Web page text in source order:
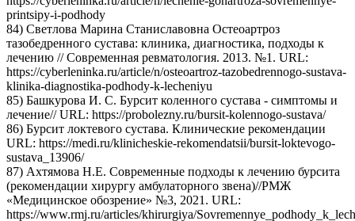
printsipy-i-podhody
84) Светлова Марина Станиславовна Остеоартроз
тазобедренного сустава: клиника, диагностика, подходы к
лечению // Современная ревматология. 2013. №1. URL:
https://cyberleninka.ru/article/n/osteoartroz-tazobedrennogo-sustava-
klinika-diagnostika-podhody-k-lecheniyu
85) Башкурова И. С. Бурсит коленного сустава - симптомы и
лечение// URL: https://probolezny.ru/bursit-kolennogo-sustava/
86) Бурсит локтевого сустава. Клинические рекомендации
URL: https://medi.ru/klinicheskie-rekomendatsii/bursit-loktevogo-
sustava_13906/
87) Ахтямова Н.Е. Современные подходы к лечению бурсита
(рекомендации хирургу амбулаторного звена)//РМЖ
«Медицинское обозрение» №3, 2021. URL:
https://www.rmj.ru/articles/khirurgiya/